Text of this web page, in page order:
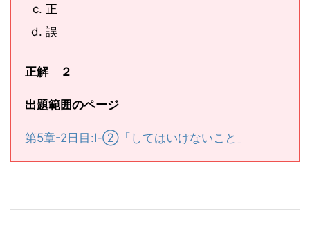
正
誤
正解 ２
出題範囲のページ
第5章-2日目:Ⅰ-②「してはいけないこと」